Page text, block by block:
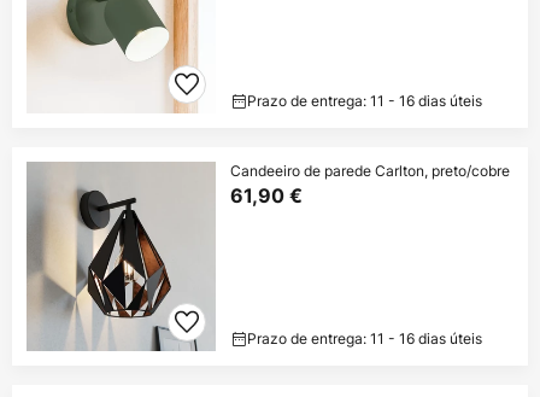
Prazo de entrega: 11 - 16 dias úteis
Candeeiro de parede Carlton, preto/cobre
61,90 €
Prazo de entrega: 11 - 16 dias úteis